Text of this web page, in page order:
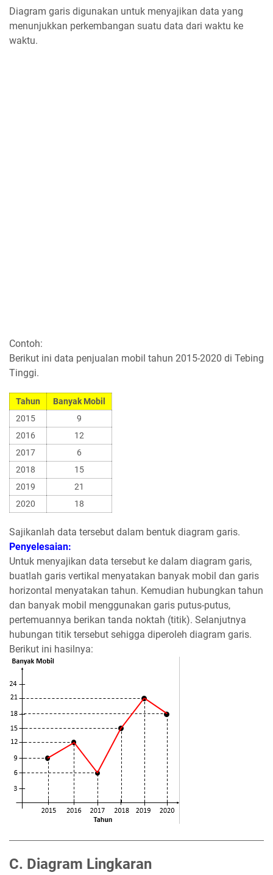
Diagram garis digunakan untuk menyajikan data yang
menunjukkan perkembangan suatu data dari waktu ke
waktu.
Contoh:
Berikut ini data penjualan mobil tahun 2015-2020 di Tebing
Tinggi.
Tahun
Banyak Mobil
2015
9
2016
12
2017
6
2018
15
2019
21
2020
18
Sajikanlah data tersebut dalam bentuk diagram garis.
Penyelesaian:
Untuk menyajikan data tersebut ke dalam diagram garis,
buatlah garis vertikal menyatakan banyak mobil dan garis
horizontal menyatakan tahun. Kemudian hubungkan tahun
dan banyak mobil menggunakan garis putus-putus,
pertemuannya berikan tanda noktah (titik). Selanjutnya
hubungan titik tersebut sehigga diperoleh diagram garis.
Berikut ini hasilnya:
C. Diagram Lingkaran